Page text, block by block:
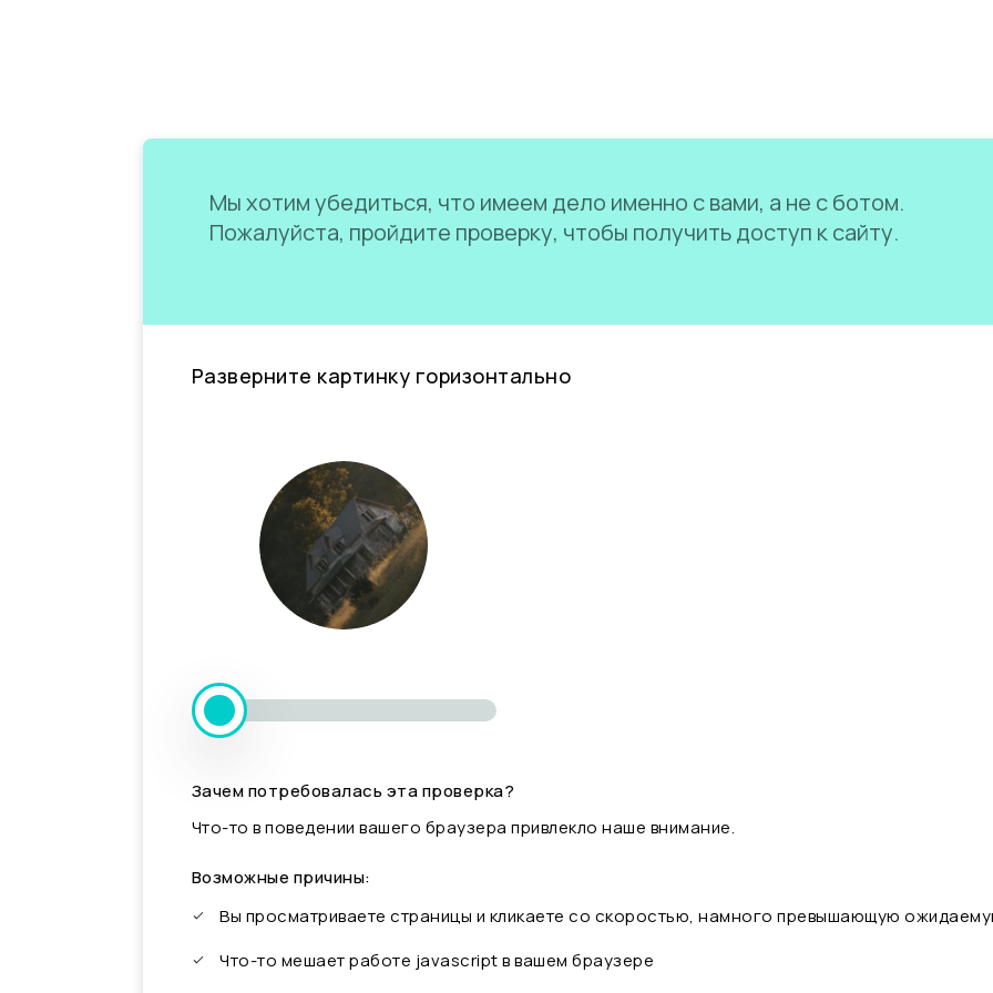
Мы хотим убедиться, что имеем дело именно с вами, а не с ботом.
Пожалуйста, пройдите проверку, чтобы получить доступ к сайту.
Разверните картинку горизонтально
Зачем потребовалась эта проверка?
Что-то в поведении вашего браузера привлекло наше внимание.
Возможные причины:
Вы просматриваете страницы и кликаете со скоростью, намного превышающую
Что-то мешает работе javascript в вашем браузере